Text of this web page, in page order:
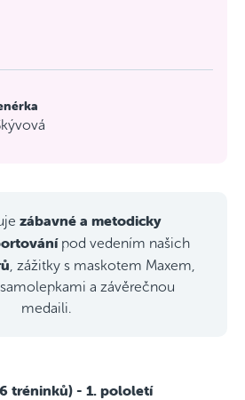
zábavné a metodicky
pod vedením našich
, zážitky s maskotem Maxem,
a závěrečnou
medaili.
tréninků) - 1. pololetí